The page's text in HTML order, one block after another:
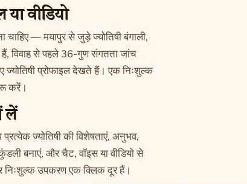
वीडियो
चाहिए — मयापुर से जुड़े ज्योतिषी बंगाली,
विवाह से पहले 36-गुण संगतता जांच
ज्योतिषी प्रोफाइल देखते हैं। एक निःशुल्क
करें।
लें
ज्योतिषी की विशेषताएं, अनुभव,
बनाएं, और चैट, वॉइस या वीडियो से
निःशुल्क उपकरण एक क्लिक दूर हैं।